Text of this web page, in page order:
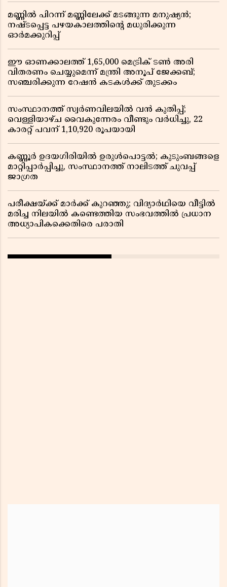
മണ്ണിൽ പിറന്ന് മണ്ണിലേക്ക് മടങ്ങുന്ന മനുഷ്യൻ;
നഷ്ടപ്പെട്ട പഴയകാലത്തിൻ്റെ മധുരിക്കുന്ന
ഓർമക്കുറിപ്പ്
ഈ ഓണക്കാലത്ത് 1,65,000 മെട്രിക് ടൺ അരി
വിതരണം ചെയ്യുമെന്ന് മന്ത്രി അനൂപ് ജേക്കബ്;
സഞ്ചരിക്കുന്ന റേഷൻ കടകൾക്ക് തുടക്കം
സംസ്ഥാനത്ത് സ്വർണവിലയിൽ വൻ കുതിപ്പ്;
വെള്ളിയാഴ്ച വൈകുന്നേരം വീണ്ടും വർധിച്ചു, 22
കാരറ്റ് പവന് 1,10,920 രൂപയായി
കണ്ണൂർ ഉദയഗിരിയിൽ ഉരുൾപൊട്ടൽ; കുടുംബങ്ങളെ
മാറ്റിപ്പാർപ്പിച്ചു, സംസ്ഥാനത്ത് നാലിടത്ത് ചുവപ്പ്
ജാഗ്രത
പരീക്ഷയ്ക്ക് മാർക്ക് കുറഞ്ഞു; വിദ്യാർഥിയെ വീട്ടിൽ
മരിച്ച നിലയിൽ കണ്ടെത്തിയ സംഭവത്തിൽ പ്രധാന
അധ്യാപികക്കെതിരെ പരാതി